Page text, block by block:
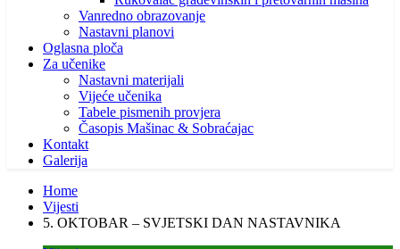
Vanredno obrazovanje
Nastavni planovi
Oglasna ploča
Za učenike
Nastavni materijali
Vijeće učenika
Tabele pismenih provjera
Časopis Mašinac & Sobraćajac
Kontakt
Galerija
Home
Vijesti
5. OKTOBAR – SVJETSKI DAN NASTAVNIKA